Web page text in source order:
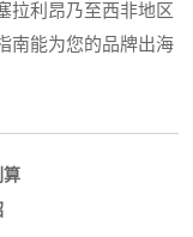
拉利昂乃至西非地区
南能为您的品牌出海
算